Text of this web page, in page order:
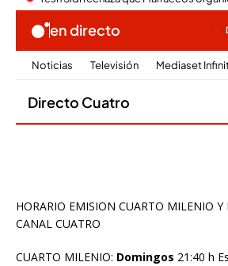
HORARIO EMISION CUARTO MILENIO
CANAL CUATRO
CUARTO MILENIO: Domingos 21:40 h